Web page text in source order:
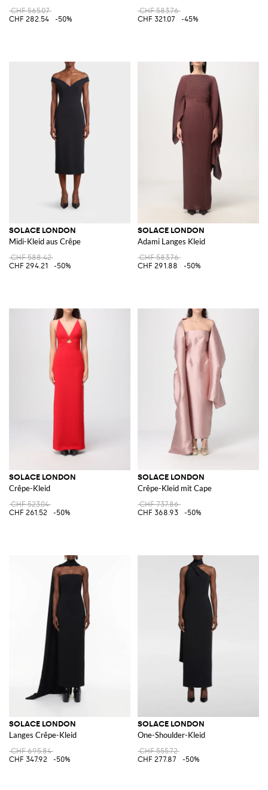
CHF 565.07
CHF 282.54
-50%
CHF 583.76
CHF 321.07
-45%
SOLACE LONDON
Midi-Kleid aus Crêpe
CHF 588.42
CHF 294.21
-50%
SOLACE LONDON
Adami Langes Kleid
CHF 583.76
CHF 291.88
-50%
SOLACE LONDON
Crêpe-Kleid
CHF 523.04
CHF 261.52
-50%
SOLACE LONDON
Crêpe-Kleid mit Cape
CHF 737.86
CHF 368.93
-50%
SOLACE LONDON
Langes Crêpe-Kleid
CHF 695.84
CHF 347.92
-50%
SOLACE LONDON
One-Shoulder-Kleid
CHF 555.72
CHF 277.87
-50%